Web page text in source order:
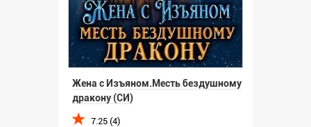
Жена с Изъяном.Месть бездушному
дракону (СИ)
7.25 (4)